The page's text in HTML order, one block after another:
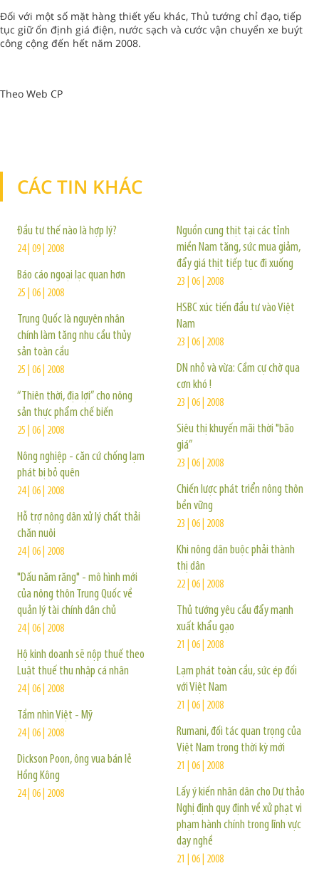
Đối với một số mặt hàng thiết yếu khác, Thủ tướng chỉ đạo, tiếp
tục giữ ổn định giá điện, nước sạch và cước vận chuyển xe buýt
công cộng đến hết năm 2008.
Theo Web CP
CÁC TIN KHÁC
Đầu tư thế nào là hợp lý?
24 | 09 | 2008
Báo cáo ngoại lạc quan hơn
25 | 06 | 2008
Trung Quốc là nguyên nhân
chính làm tăng nhu cầu thủy
sản toàn cầu
25 | 06 | 2008
“Thiên thời, địa lợi” cho nông
sản thực phẩm chế biến
25 | 06 | 2008
Nông nghiệp - căn cứ chống lạm
phát bị bỏ quên
24 | 06 | 2008
Hỗ trợ nông dân xử lý chất thải
chăn nuôi
24 | 06 | 2008
"Dấu năm răng" - mô hình mới
của nông thôn Trung Quốc về
quản lý tài chính dân chủ
24 | 06 | 2008
Hộ kinh doanh sẽ nộp thuế theo
Luật thuế thu nhập cá nhân
24 | 06 | 2008
Tầm nhìn Việt - Mỹ
24 | 06 | 2008
Dickson Poon, ông vua bán lẻ
Hồng Kông
24 | 06 | 2008
Nguồn cung thịt tại các tỉnh
miền Nam tăng, sức mua giảm,
đẩy giá thịt tiếp tục đi xuống
23 | 06 | 2008
HSBC xúc tiến đầu tư vào Việt
Nam
23 | 06 | 2008
DN nhỏ và vừa: Cầm cự chờ qua
cơn khó !
23 | 06 | 2008
Siêu thị khuyến mãi thời "bão
giá”
23 | 06 | 2008
Chiến lược phát triển nông thôn
bền vững
23 | 06 | 2008
Khi nông dân buộc phải thành
thị dân
22 | 06 | 2008
Thủ tướng yêu cầu đẩy mạnh
xuất khẩu gạo
21 | 06 | 2008
Lạm phát toàn cầu, sức ép đối
với Việt Nam
21 | 06 | 2008
Rumani, đối tác quan trọng của
Việt Nam trong thời kỳ mới
21 | 06 | 2008
Lấy ý kiến nhân dân cho Dự thảo
Nghị định quy định về xử phạt vi
phạm hành chính trong lĩnh vực
dạy nghề
21 | 06 | 2008